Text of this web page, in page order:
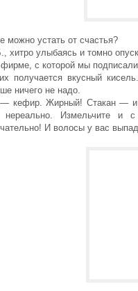
можно устать от счастья?
хитро улыбаясь и томно
с которой мы
получается вкусный
ничего не надо.
кефир. Жирный! Стакан — и
нереально. Измельчите и
И волосы у вас